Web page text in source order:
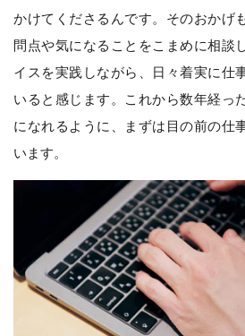
かけてくださるんです。そのおかげ
問点や気になることをこまめに相談
イスを実践しながら、日々着実に仕
いると感じます。これから数年経っ
になれるように、まずは目の前の仕
います。